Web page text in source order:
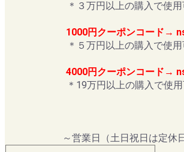
＊３万円以上の購入で使
1000円クーポンコード→
＊５万円以上の購入で使
4000円クーポンコード→
＊19万円以上の購入で使
～営業日（土日祝日は定休